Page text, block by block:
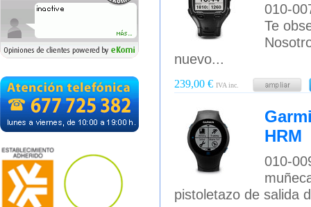
010-
Te
nuevo...
239,00 € IVA inc.
HRM
010-
pistoletazo de salida